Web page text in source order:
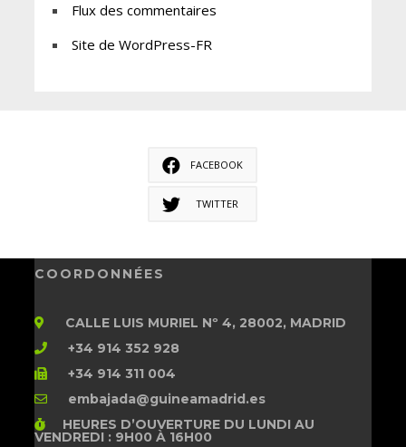
Flux des commentaires
Site de WordPress-FR
FACEBOOK
TWITTER
COORDONNÉES
CALLE LUIS MURIEL Nº 4, 28002, MADRID
+34 914 352 928
+34 914 311 004
embajada@guineamadrid.es
HEURES D’OUVERTUREDU LUNDI AU
VENDREDI : 9H00 À 16H00